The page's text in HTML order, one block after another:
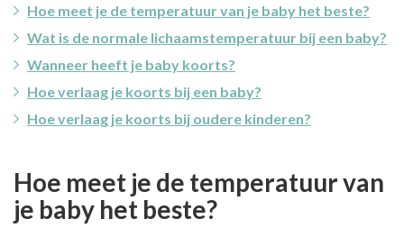
Hoe meet je de temperatuur van je baby het beste?
Wat is de normale lichaamstemperatuur bij een baby?
Wanneer heeft je baby koorts?
Hoe verlaag je koorts bij een baby?
Hoe verlaag je koorts bij oudere kinderen?
Hoe meet je de temperatuur van
je baby het beste?